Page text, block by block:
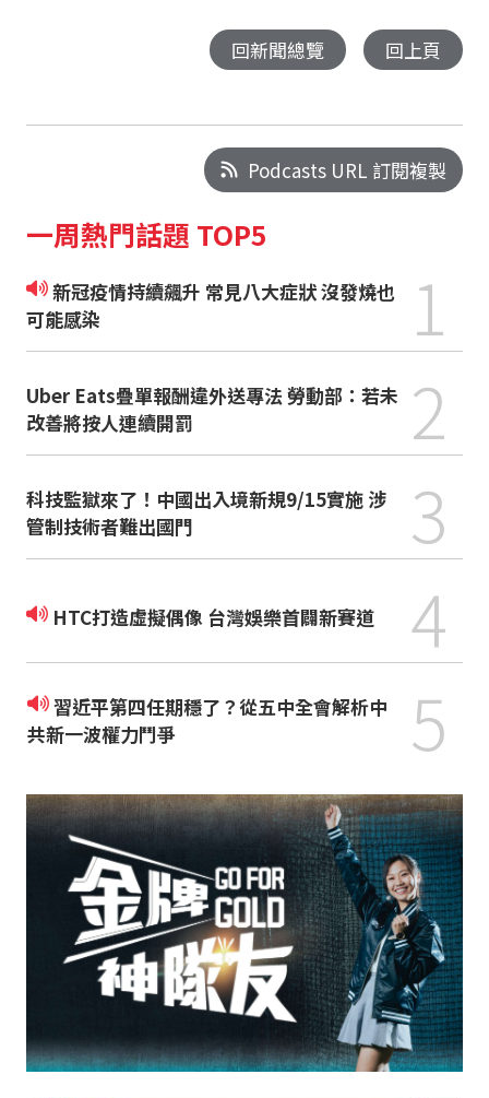
回新聞總覽 回上頁
Podcasts URL 訂閱複製
一周熱門話題 TOP5
新冠疫情持續飆升 常見八大症狀 沒發燒也
可能感染
1
Uber Eats疊單報酬違外送專法 勞動部：若未
改善將按人連續開罰
2
科技監獄來了！中國出入境新規9/15實施 涉
管制技術者難出國門
3
HTC打造虛擬偶像 台灣娛樂首闢新賽道 4
習近平第四任期穩了？從五中全會解析中
共新一波權力鬥爭
5